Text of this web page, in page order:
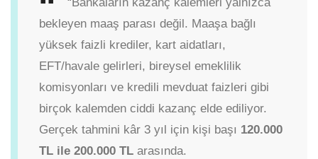
“Bankaların kazanç kalemleri yalnızca
bekleyen maaş parası değil. Maaşa bağlı
yüksek faizli krediler, kart aidatları,
EFT/havale gelirleri, bireysel emeklilik
komisyonları ve kredili mevduat faizleri gibi
birçok kalemden ciddi kazanç elde ediliyor.
Gerçek tahmini kâr 3 yıl için kişi başı 120.000
TL ile 200.000 TL arasında.